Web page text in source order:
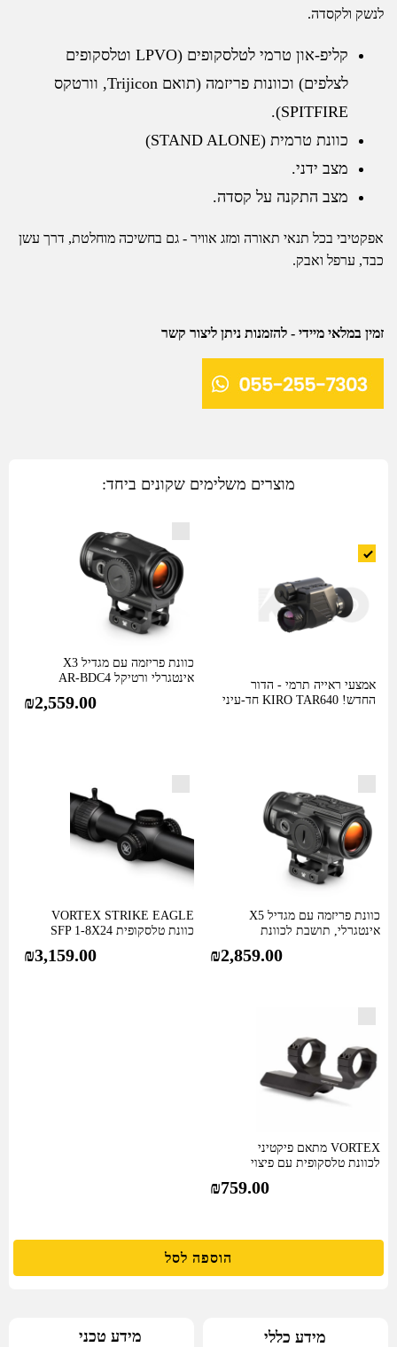
לנשק ולקסדה.
קליפ-און טרמי לטלסקופים (LPVO וטלסקופים
לצלפים) וכוונות פריזמה (תואם Trijicon, וורטקס
SPITFIRE).
כוונת טרמית (STAND ALONE)
מצב ידני.
מצב התקנה על קסדה.
אפקטיבי בכל תנאי תאורה ומזג אוויר - גם בחשיכה מוחלטת, דרך עשן
כבד, ערפל ואבק.
זמין במלאי מיידי - להזמנות ניתן ליצור קשר
מוצרים משלימים שקונים ביחד:
אמצעי ראייה תרמי - הדור
החדש! KIRO TAR640 חד-עיני
כוונת פריזמה עם מגדיל X3
אינטגרלי ורטיקל AR-BDC4
₪2,559.00
כוונת פריזמה עם מגדיל X5
אינטגרלי, תושבת לכוונת
₪2,859.00
VORTEX STRIKE EAGLE
כוונת טלסקופית SFP 1-8X24
₪3,159.00
VORTEX מתאם פיקטיני
לכוונת טלסקופית עם פיצוי
₪759.00
הוספה לסל
מידע כללי מידע טכני